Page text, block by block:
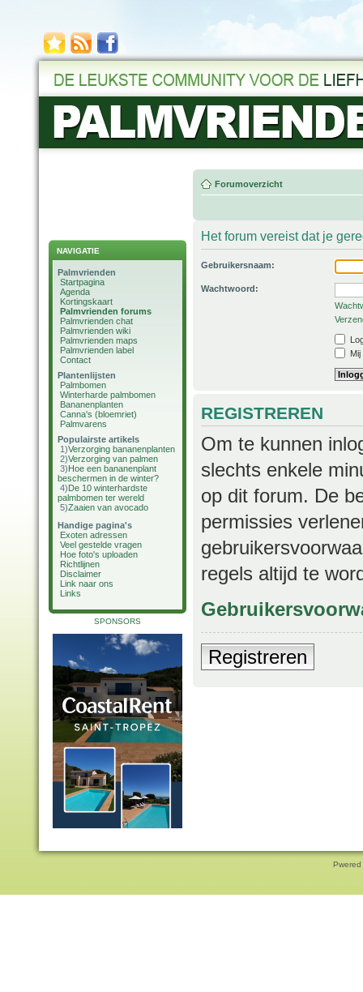
NAVIGATIE
Palmvrienden
Startpagina
Agenda
Kortingskaart
Palmvrienden forums
Palmvrienden chat
Palmvrienden wiki
Palmvrienden maps
Palmvrienden label
Contact
Plantenlijsten
Palmbomen
Winterharde palmbomen
Bananenplanten
Canna's (bloemriet)
Palmvarens
Populairste artikels
1)Verzorging bananenplanten
2)Verzorging van palmen
3)Hoe een bananenplant
beschermen in de winter?
4)De 10 winterhardste
palmbomen ter wereld
5)Zaaien van avocado
Handige pagina's
Exoten adressen
Veel gestelde vragen
Hoe foto's uploaden
Richtlijnen
Disclaimer
Link naar ons
Links
SPONSORS
Forumoverzicht
Het forum vereist dat je
Gebruikersnaam:
Wachtwoord:
REGISTREREN
Om te kunnen
slechts enkele
op dit forum. De
permissies
regels altijd te
Registreren